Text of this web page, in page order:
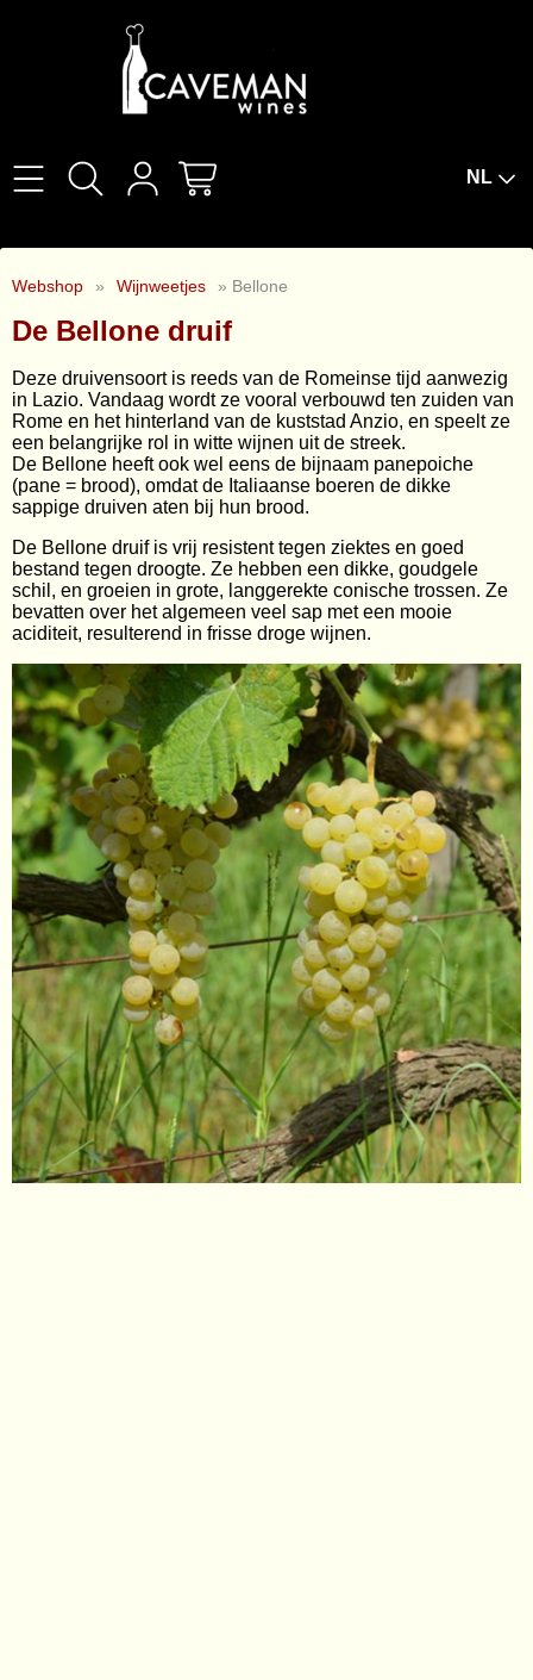
Over Ons
Wijnbar The Cork
Wijnabonnement
Contact
Alle dranken
Wijnen per land
Wijnen per gebied
Wijnen per stijl
Wijnhuis
Wijnpakketten
Cadeaubons
Cadeauverpakkingen
Wijnabonnement
Kelderresten
Wijnweetjes
Mijn account
Gastenboek
NL
Webshop » Wijnweetjes » Bellone
De Bellone druif
Deze druivensoort is reeds van de Romeinse tijd aanwezig
in Lazio. Vandaag wordt ze vooral verbouwd ten zuiden van
Rome en het hinterland van de kuststad Anzio, en speelt ze
een belangrijke rol in witte wijnen uit de streek.
De Bellone heeft ook wel eens de bijnaam panepoiche
(pane = brood), omdat de Italiaanse boeren de dikke
sappige druiven aten bij hun brood.
De Bellone druif is vrij resistent tegen ziektes en goed
bestand tegen droogte. Ze hebben een dikke, goudgele
schil, en groeien in grote, langgerekte conische trossen. Ze
bevatten over het algemeen veel sap met een mooie
aciditeit, resulterend in frisse droge wijnen.